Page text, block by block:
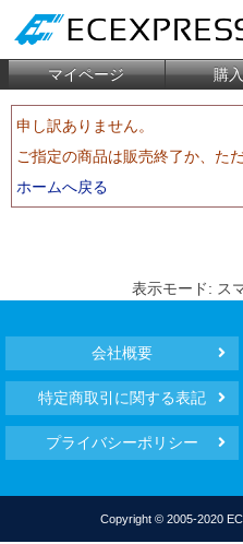
マイページ 購
申し訳ありません。
ご指定の商品は販売終了か、た
ホームへ戻る
表示モード: ス
会社概要
特定商取引に関する表記
プライバシーポリシー
Copyright © 2005-2020